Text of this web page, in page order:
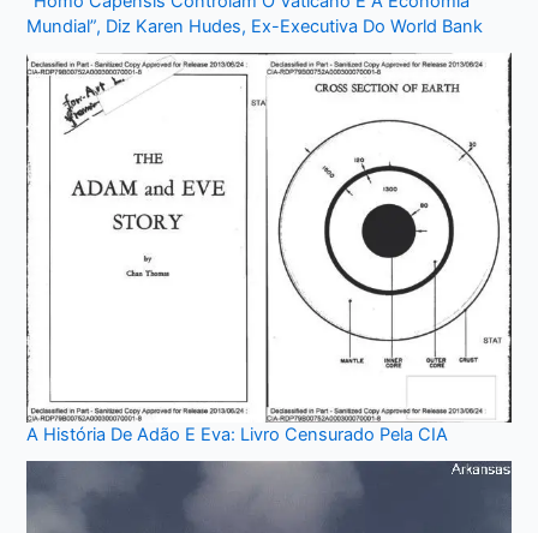
Mundial”, Diz Karen Hudes, Ex-Executiva Do World Bank
A História De Adão E Eva: Livro Censurado Pela CIA